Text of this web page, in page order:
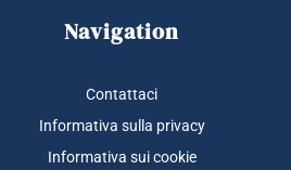
Navigation
Contattaci
Informativa sulla privacy
Informativa sui cookie